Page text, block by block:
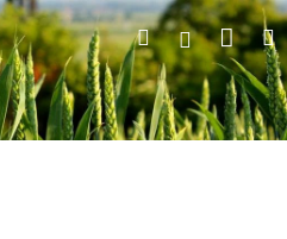
HledatPřihlášení